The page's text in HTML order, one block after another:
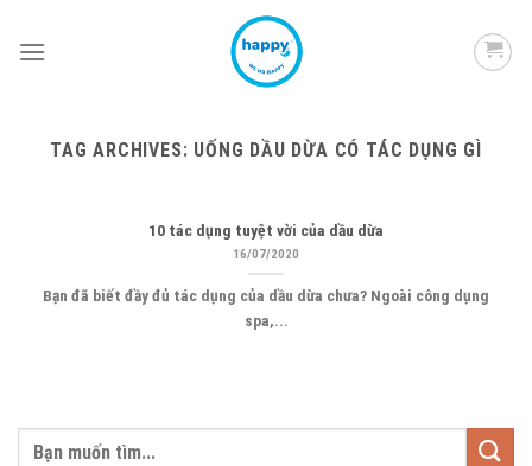
TAG ARCHIVES: UỐNG DẦU DỪA CÓ TÁC DỤNG GÌ
10 tác dụng tuyệt vời của dầu dừa
16/07/2020
Bạn đã biết đầy đủ tác dụng của dầu dừa chưa? Ngoài công dụng
spa,...